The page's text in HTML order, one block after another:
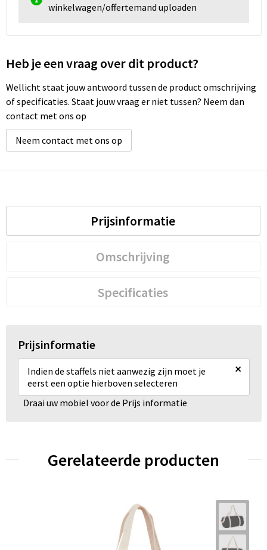
winkelwagen/offertemand uploaden
Heb je een vraag over dit product?
Wellicht staat jouw antwoord tussen de product omschrijving
of specificaties. Staat jouw vraag er niet tussen? Neem dan
contact met ons op
Neem contact met ons op
Prijsinformatie
Omschrijving
Specificaties
Prijsinformatie
Indien de staffels niet aanwezig zijn moet je
eerst een optie hierboven selecteren
×
Draai uw mobiel voor de Prijs informatie
Gerelateerde producten